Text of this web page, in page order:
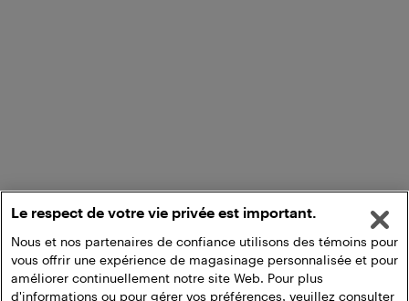
Le respect de votre vie privée est important.
Nous et nos partenaires de confiance utilisons des témoins pour
vous offrir une expérience de magasinage personnalisée et pour
améliorer continuellement notre site Web. Pour plus
d'informations ou pour gérer vos préférences, veuillez consulter